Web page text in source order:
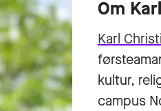
Om
Karl
kultur,
campus